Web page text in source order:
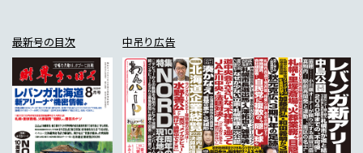
最新号の目次 中吊り広告